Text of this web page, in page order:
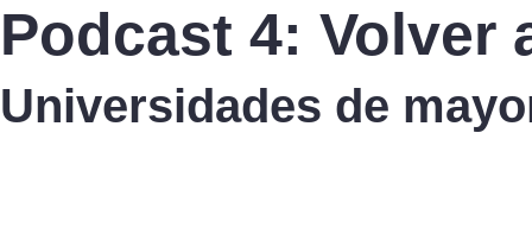
Podcast 4: Volver
Universidades de